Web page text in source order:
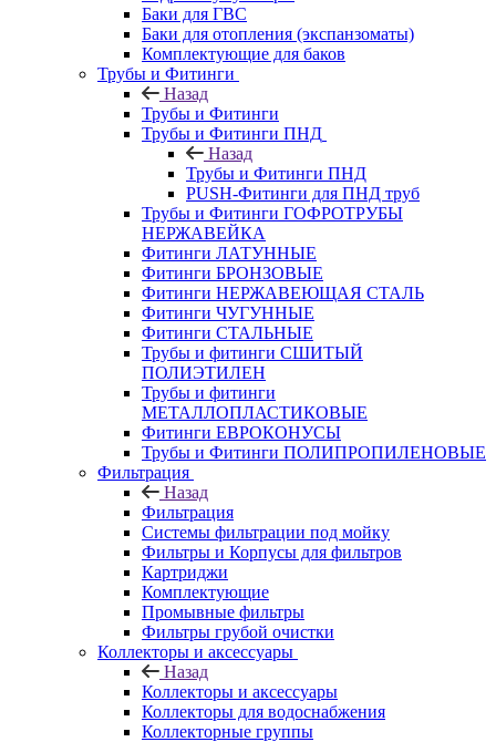
Баки для ГВС
Баки для отопления (экспанзоматы)
Комплектующие для баков
Трубы и Фитинги
Назад
Трубы и Фитинги
Трубы и Фитинги ПНД
Назад
Трубы и Фитинги ПНД
PUSH-Фитинги для ПНД труб
Трубы и Фитинги ГОФРОТРУБЫ
НЕРЖАВЕЙКА
Фитинги ЛАТУННЫЕ
Фитинги БРОНЗОВЫЕ
Фитинги НЕРЖАВЕЮЩАЯ СТАЛЬ
Фитинги ЧУГУННЫЕ
Фитинги СТАЛЬНЫЕ
Трубы и фитинги СШИТЫЙ
ПОЛИЭТИЛЕН
Трубы и фитинги
МЕТАЛЛОПЛАСТИКОВЫЕ
Фитинги ЕВРОКОНУСЫ
Трубы и Фитинги ПОЛИПРОПИЛЕНОВЫЕ
Фильтрация
Назад
Фильтрация
Системы фильтрации под мойку
Фильтры и Корпусы для фильтров
Картриджи
Комплектующие
Промывные фильтры
Фильтры грубой очистки
Коллекторы и аксессуары
Назад
Коллекторы и аксессуары
Коллекторы для водоснабжения
Коллекторные группы